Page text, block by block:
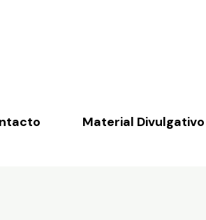
Material Divulgativo